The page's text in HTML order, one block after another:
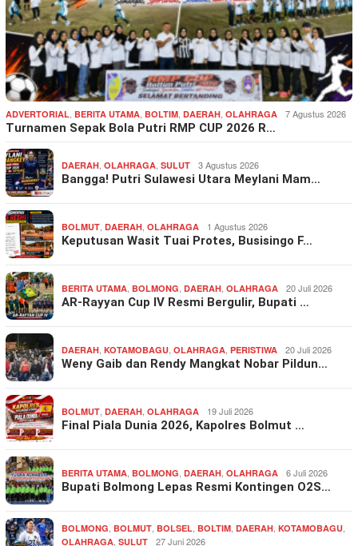
ADVERTORIAL BERITA UTAMA BOLTIM DAERAH OLAHRAGA 7 Agustus 2026
Turnamen Sepak Bola Putri RMP CUP 2026 R…
DAERAH OLAHRAGA SULUT 3 Agustus 2026
Bangga! Putri Sulawesi Utara Meylani Mam…
BOLMUT DAERAH OLAHRAGA 1 Agustus 2026
Keputusan Wasit Tuai Protes, Busisingo F…
BERITA UTAMA BOLMONG DAERAH OLAHRAGA 20 Juli 2026
AR-Rayyan Cup IV Resmi Bergulir, Bupati …
DAERAH KOTAMOBAGU OLAHRAGA PERISTIWA 20 Juli 2026
Weny Gaib dan Rendy Mangkat Nobar Pildun…
BOLMUT DAERAH OLAHRAGA 19 Juli 2026
Final Piala Dunia 2026, Kapolres Bolmut …
BERITA UTAMA BOLMONG DAERAH OLAHRAGA 6 Juli 2026
Bupati Bolmong Lepas Resmi Kontingen O2S…
BOLMONG BOLMUT BOLSEL BOLTIM DAERAH KOTAMOBAGU
OLAHRAGA SULUT 27 Juni 2026